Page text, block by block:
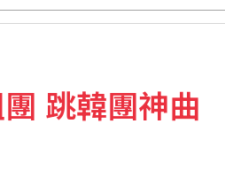
合一
跳韓團神曲